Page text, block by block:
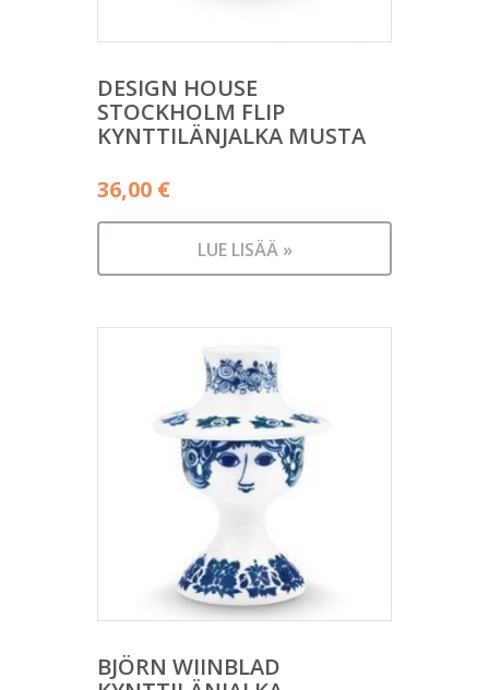
DESIGN HOUSE
STOCKHOLM FLIP
KYNTTILÄNJALKA MUSTA
36,00 €
LUE LISÄÄ »
BJÖRN WIINBLAD